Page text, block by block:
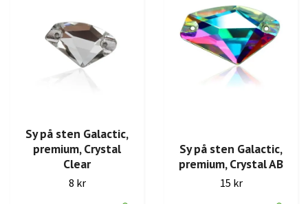
Sy på sten Galactic,
premium, Crystal
Clear
8 kr
Sy på sten Galactic,
premium, Crystal AB
15 kr